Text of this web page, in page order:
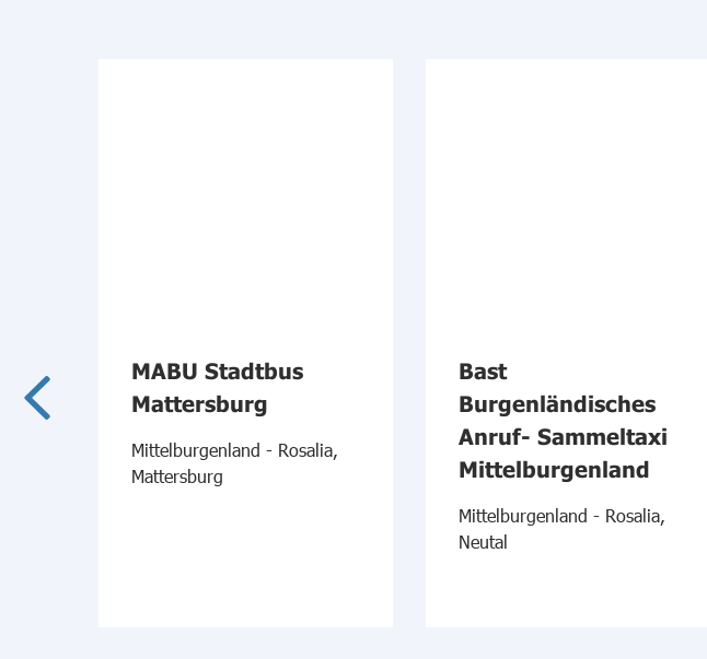
MABU Stadtbus
Mattersburg
Mittelburgenland - Rosalia,
Mattersburg
Bast
Burgenländisches
Anruf- Sammeltaxi
Mittelburgenland
Mittelburgenland - Rosalia,
Neutal